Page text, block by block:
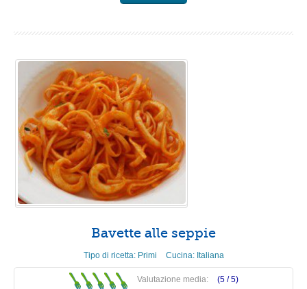
Bavette alle seppie
Tipo di ricetta: Primi Cucina: Italiana
Valutazione media: (5 /5)